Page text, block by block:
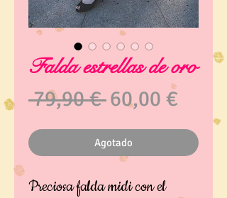
Falda estrellas de oro
79,90 € Precio
60,00 €
de
oferta
Agotado
Preciosa falda midi con el